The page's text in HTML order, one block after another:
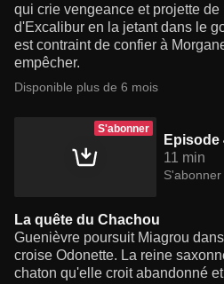
qui crie vengeance et projette
d'Excalibur en la jetant dans le
est contraint de confier à
empêcher.
Disponible plus de 6 mois
S'abonner
Episode
11 min
S'abonner
La quête du Chachou
Guenièvre poursuit Miagrou
croise Odonette. La reine
chaton qu'elle croit abandonné